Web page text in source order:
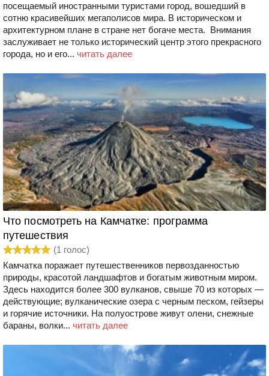
посещаемый иностранными туристами город, вошедший в
сотню красивейших мегаполисов мира. В историческом и
архитектурном плане в стране нет богаче места. Внимания
заслуживает не только исторический центр этого прекрасного
города, но и его... читать далее
Что посмотреть на Камчатке: программа
путешествия
(1 голос)
Камчатка поражает путешественников первозданностью
природы, красотой ландшафтов и богатым животным миром.
Здесь находится более 300 вулканов, свыше 70 из которых —
действующие; вулканические озера с черным песком, гейзеры
и горячие источники. На полуострове живут олени, снежные
бараны, волки... читать далее